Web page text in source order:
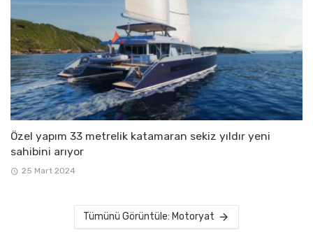
Özel yapım 33 metrelik katamaran sekiz yıldır yeni
sahibini arıyor
25 Mart 2024
Tümünü Görüntüle: Motoryat